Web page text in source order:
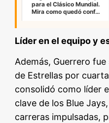
para el Clásico Mundial.
Mira como quedó conf…
Líder en el equipo y
Además, Guerrero
de Estrellas por
consolidó como líder
clave de los Blue
carreras impulsadas,